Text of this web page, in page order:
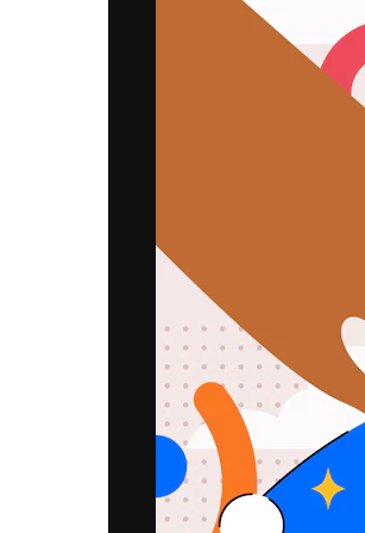
La piattaforma
migliori lavori.
creativi,
Copyright © 2010-